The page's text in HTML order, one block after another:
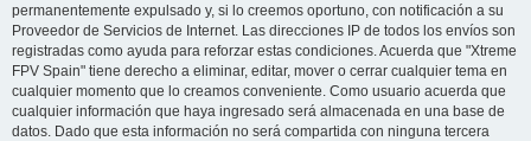
permanentemente expulsado y, si lo creemos oportuno, con notificación a su
Proveedor de Servicios de Internet. Las direcciones IP de todos los envíos son
registradas como ayuda para reforzar estas condiciones. Acuerda que "Xtreme
FPV Spain" tiene derecho a eliminar, editar, mover o cerrar cualquier tema en
cualquier momento que lo creamos conveniente. Como usuario acuerda que
cualquier información que haya ingresado será almacenada en una base de
datos. Dado que esta información no será compartida con ninguna tercera